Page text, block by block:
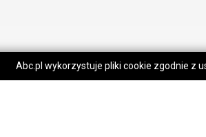
Abc.pl wykorzystuje pliki cookie zgodnie z